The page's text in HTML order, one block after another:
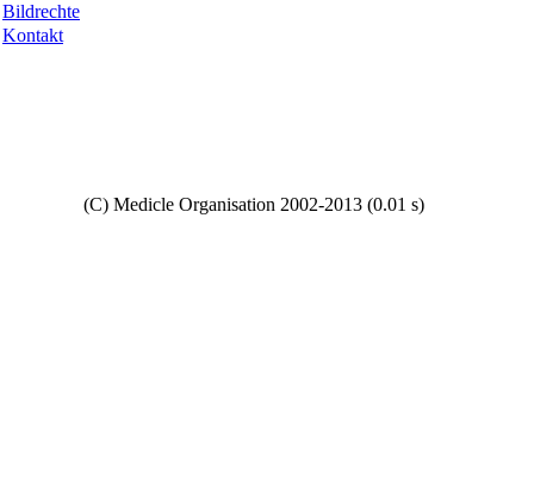
Bildrechte
Kontakt
(C) Medicle Organisation 2002-2013 (0.01 s)